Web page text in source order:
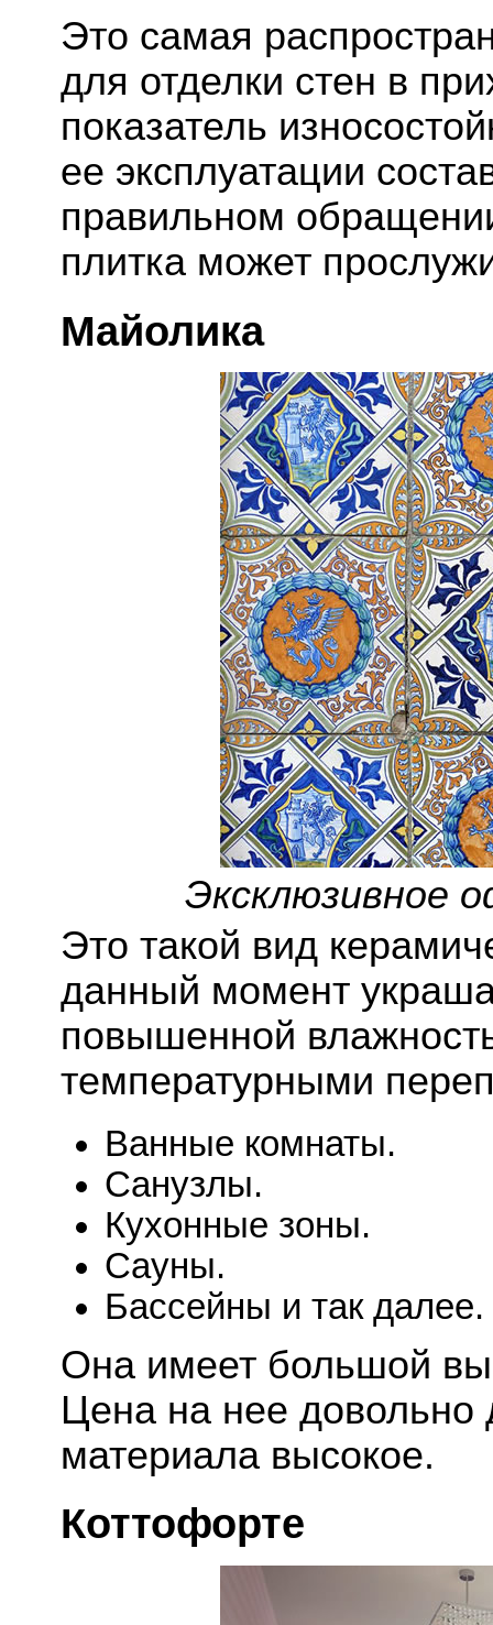
Это самая
для отделки стен в
показатель
ее эксплуатации
правильном
плитка может
Майолика
Эксклюзивное
Это такой вид
данный момент
повышенной
температурными
Ванные комнаты.
Санузлы.
Кухонные зоны.
Сауны.
Бассейны и так далее.
Она имеет большой
Цена на нее довольно
материала высокое.
Коттофорте